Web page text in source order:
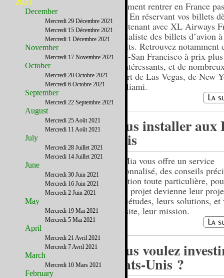
Comment rentrer en France
été ? En réservant vos billets
maintenant avec XL Airways
spécialiste des billets d’avion
réduits. Retrouvez notamment
Paris-San Francisco à prix plus
qu’intéressants, et de
départ de Las Vegas, de New
de Miami.
Vous installer
Unis
PreMia vous offre un service
personnalisé, des conseils
attention toute particulière,
votre projet devienne leur
inquiétudes, leurs solutions, et
réussite, leur mission.
Vous voulez
Etats-Unis ?
December
Mercredi 29 Décembre 2021
Mercredi 15 Décembre 2021
Mercredi 1 Décembre 2021
November
Mercredi 17 Novembre 2021
October
Mercredi 20 Octobre 2021
Mercredi 6 Octobre 2021
September
Mercredi 22 Septembre 2021
August
Mercredi 25 Août 2021
Mercredi 11 Août 2021
July
Mercredi 28 Juillet 2021
Mercredi 14 Juillet 2021
June
Mercredi 30 Juin 2021
Mercredi 16 Juin 2021
Mercredi 2 Juin 2021
May
Mercredi 19 Mai 2021
Mercredi 5 Mai 2021
April
Mercredi 21 Avril 2021
Mercredi 7 Avril 2021
March
Mercredi 10 Mars 2021
February